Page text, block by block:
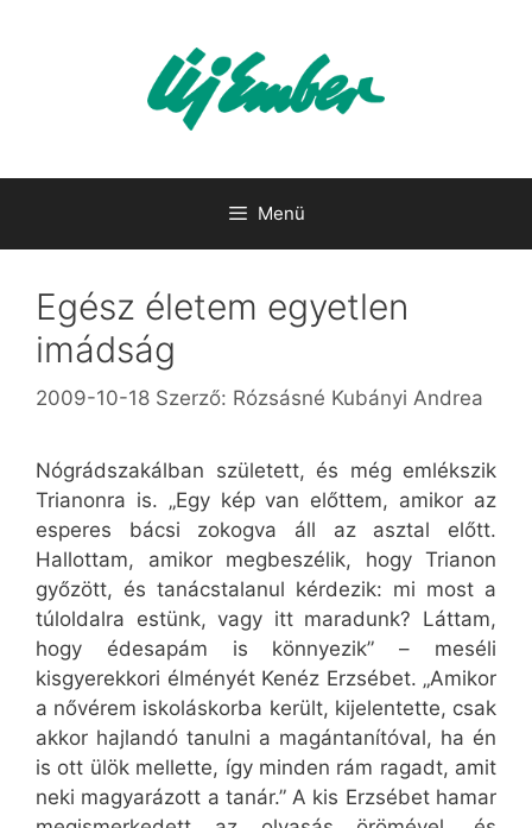
Menü
Egész életem egyetlen
imádság
2009-10-18 Szerző: Rózsásné Kubányi Andrea
Nógrádszakálban született, és még emlékszik
Trianonra is. „Egy kép van előttem, amikor az
esperes bácsi zokogva áll az asztal előtt.
Hallottam, amikor megbeszélik, hogy Trianon
győzött, és tanácstalanul kérdezik: mi most a
túloldalra estünk, vagy itt maradunk? Láttam,
hogy édesapám is könnyezik” – meséli
kisgyerekkori élményét Kenéz Erzsébet. „Amikor
a nővérem iskoláskorba került, kijelentette, csak
akkor hajlandó tanulni a magántanítóval, ha én
is ott ülök mellette, így minden rám ragadt, amit
neki magyarázott a tanár.” A kis Erzsébet hamar